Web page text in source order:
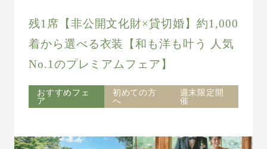
残1席【非公開文化財×貸切婚】約1,000
着から選べる衣装【和も洋も叶う 人気
No.1のプレミアムフェア】
おすすめフェ
ア
初めての方
へ
週末限定開
催